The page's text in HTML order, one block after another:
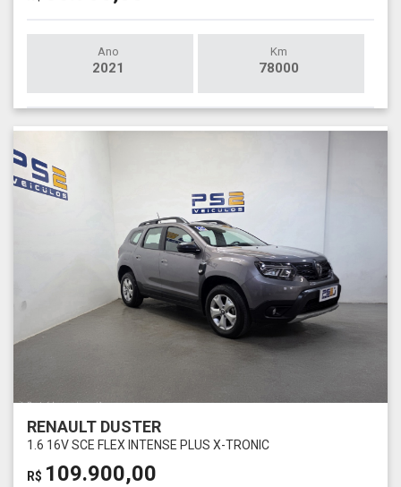
Ano
2021
Km
78000
RENAULT DUSTER
1.6 16V SCE FLEX INTENSE PLUS X-TRONIC
R$ 109.900,00